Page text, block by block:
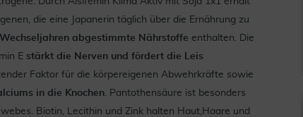
die eine Japanerin täglich über die Ernährung zu
abgestimmte Nährstoffe enthalten. Die
E stärkt die Nerven und fördert die Leis
Faktor für die körpereigenen Abwehrkräfte sowie
in die Knochen. Pantothensäure ist besonders
Biotin, Lecithin und Zink halten Haut,Haare und